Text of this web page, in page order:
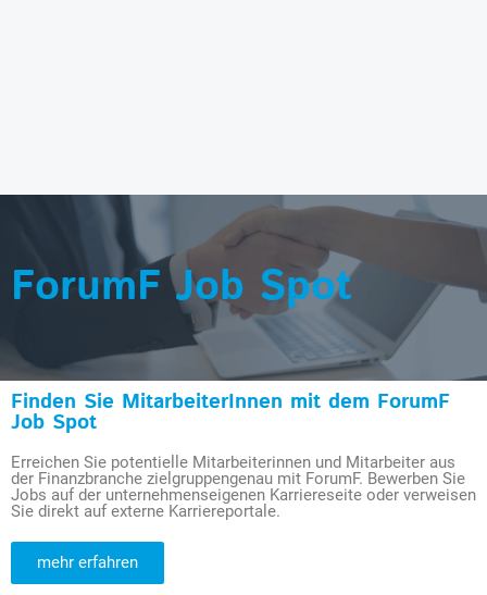
ForumF Job Spot
Finden Sie MitarbeiterInnen mit dem ForumF
Job Spot
Erreichen Sie potentielle Mitarbeiterinnen und Mitarbeiter aus
der Finanzbranche zielgruppengenau mit ForumF. Bewerben Sie
Jobs auf der unternehmenseigenen Karriereseite oder verweisen
Sie direkt auf externe Karriereportale.
mehr erfahren